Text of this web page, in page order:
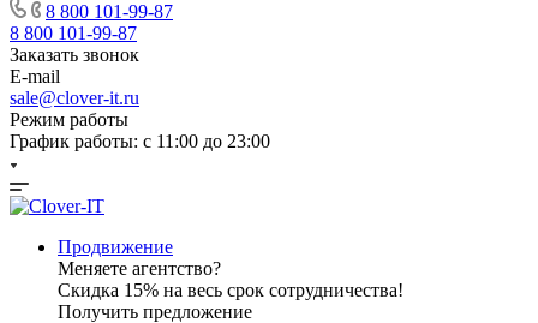
8 800 101-99-87
8 800 101-99-87
Заказать звонок
E-mail
sale@clover-it.ru
Режим работы
График работы: с 11:00 до 23:00
Продвижение
Меняете агентство?
Скидка 15% на весь срок сотрудничества!
Получить предложение